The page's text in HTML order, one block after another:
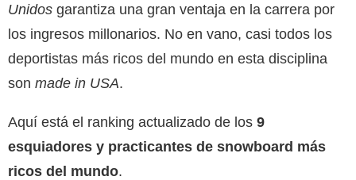
Unidos garantiza una gran ventaja en la carrera por
los ingresos millonarios. No en vano, casi todos los
deportistas más ricos del mundo en esta disciplina
son made in USA.
Aquí está el ranking actualizado de los 9
esquiadores y practicantes de snowboard más
ricos del mundo.